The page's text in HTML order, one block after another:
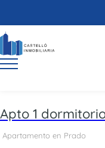
Apto 1
Apartamento en Prado